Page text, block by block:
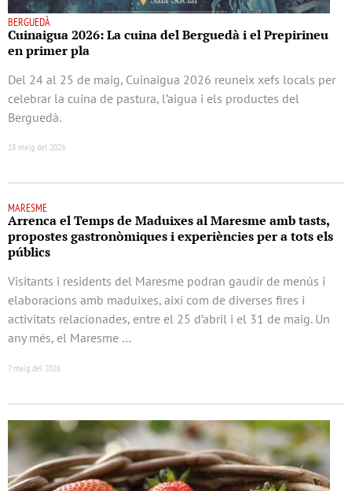
BERGUEDÀ
Cuinaigua 2026: La cuina del Berguedà i el Prepirineu
en primer pla
Del 24 al 25 de maig, Cuinaigua 2026 reuneix xefs locals per
celebrar la cuina de pastura, l’aigua i els productes del
Berguedà.
18 maig del 2026
MARESME
Arrenca el Temps de Maduixes al Maresme amb tasts,
propostes gastronòmiques i experiències per a tots els
públics
Visitants i residents del Maresme podran gaudir de menús i
elaboracions amb maduixes, així com de diverses fires i
activitats relacionades, entre el 25 d’abril i el 31 de maig. Un
any més, el Maresme …
7 maig del 2026